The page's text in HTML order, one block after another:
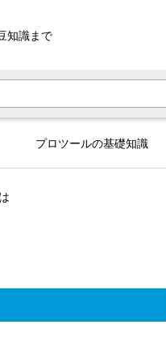
知識まで
プロツールの基礎知識